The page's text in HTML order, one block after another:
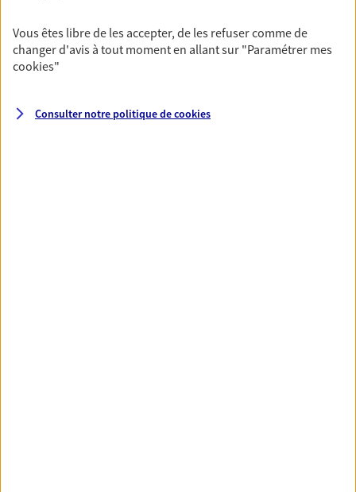
Prévoyance
Pour un avenir serein, assurez-vous avec notre
garanties incapacité temporaire totale de travail,
Vous êtes libre de les accepter, de les refuser comme de
changer d'avis à tout moment en allant sur "Paramétrer mes
cookies"
Consulter notre politique decookies